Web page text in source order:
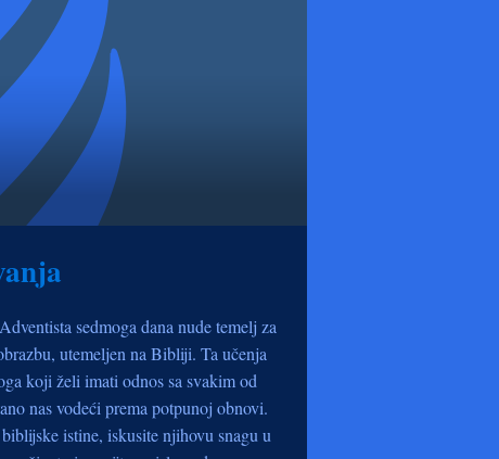
sedmoga dana nude temelj za
utemeljen na Bibliji. Ta učenja
koji želi imati odnos sa svakim od
nas vodeći prema potpunoj obnovi.
istine, iskusite njihovu snagu u